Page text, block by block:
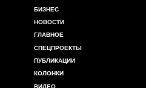
БИЗНЕС
НОВОСТИ
ГЛАВНОЕ
СПЕЦПРОЕКТЫ
ПУБЛИКАЦИИ
КОЛОНКИ
ВИДЕО